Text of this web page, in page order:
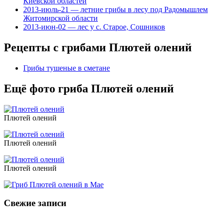
2013-июль-21 — летние грибы в лесу под Радомышлем
Житомирской области
2013-июн-02 — лес у с. Старое, Сошников
Рецепты с грибами Плютей олений
Грибы тушеные в сметане
Ещё фото гриба Плютей олений
Плютей олений
Плютей олений
Плютей олений
Свежие записи